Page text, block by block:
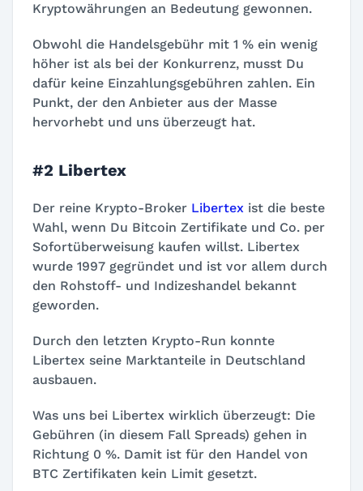
Kryptowährungen an Bedeutung gewonnen.
Obwohl die Handelsgebühr mit 1 % ein wenig
höher ist als bei der Konkurrenz, musst Du
dafür keine Einzahlungsgebühren zahlen. Ein
Punkt, der den Anbieter aus der Masse
hervorhebt und uns überzeugt hat.
#2 Libertex
Der reine Krypto-Broker Libertex ist die beste
Wahl, wenn Du Bitcoin Zertifikate und Co. per
Sofortüberweisung kaufen willst. Libertex
wurde 1997 gegründet und ist vor allem durch
den Rohstoff- und Indizeshandel bekannt
geworden.
Durch den letzten Krypto-Run konnte
Libertex seine Marktanteile in Deutschland
ausbauen.
Was uns bei Libertex wirklich überzeugt: Die
Gebühren (in diesem Fall Spreads) gehen in
Richtung 0 %. Damit ist für den Handel von
BTC Zertifikaten kein Limit gesetzt.